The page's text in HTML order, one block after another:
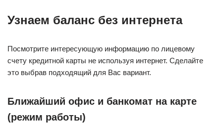
Узнаем баланс без интернета
Посмотрите интересующую информацию по лицевому
счету кредитной карты не используя интернет. Сделайте
это выбрав подходящий для Вас вариант.
Ближайший офис и банкомат на карте
(режим работы)